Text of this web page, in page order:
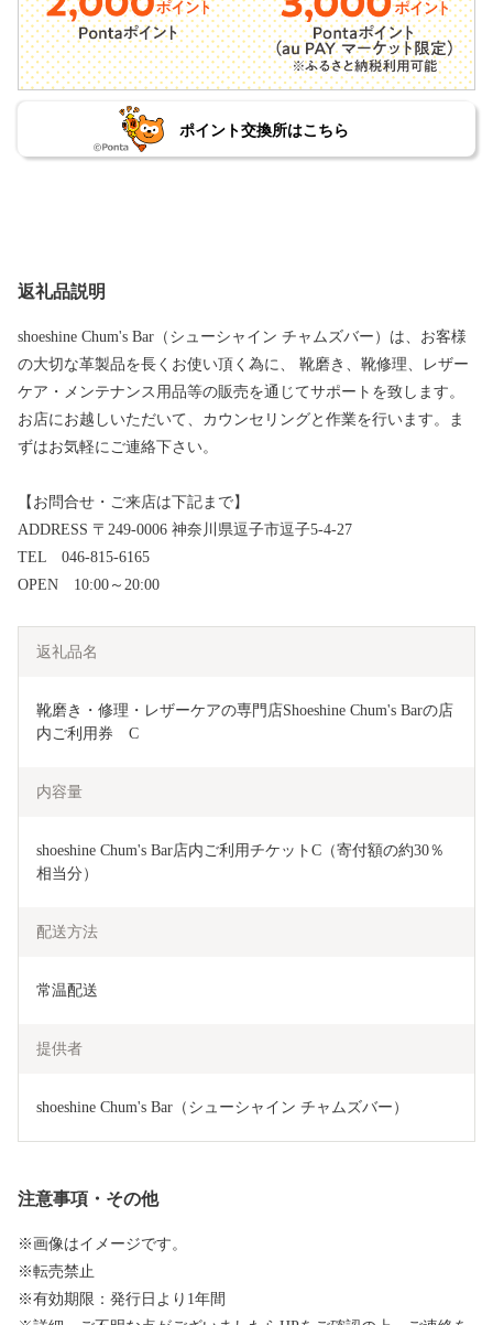
ポイント交換所はこちら
返礼品説明
shoeshine Chum's Bar（シューシャイン チャムズバー）は、お客様
の大切な革製品を長くお使い頂く為に、 靴磨き、靴修理、レザー
ケア・メンテナンス用品等の販売を通じてサポートを致します。
お店にお越しいただいて、カウンセリングと作業を行います。ま
ずはお気軽にご連絡下さい。
【お問合せ・ご来店は下記まで】
ADDRESS 〒249-0006 神奈川県逗子市逗子5-4-27
TEL 046-815-6165
OPEN 10:00～20:00
返礼品名
靴磨き・修理・レザーケアの専門店Shoeshine Chum's Barの店
内ご利用券　C
内容量
shoeshine Chum's Bar店内ご利用チケットC（寄付額の約30％
相当分）
配送方法
常温配送
提供者
shoeshine Chum's Bar（シューシャイン チャムズバー）
注意事項・その他
※画像はイメージです。
※転売禁止
※有効期限：発行日より1年間